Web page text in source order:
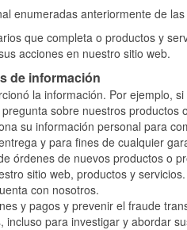
enumeradas anteriormente de
que completa o productos y
acciones en nuestro sitio web.
de información
la información. Por ejemplo,
sobre nuestros productos
su información personal para
y para fines de cualquier
órdenes de nuevos productos o
sitio web, productos y servicios.
con nosotros.
y pagos y prevenir el fraude
para investigar y abordar